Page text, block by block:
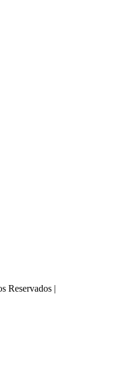
Reservados |